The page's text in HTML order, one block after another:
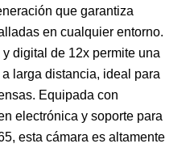
que garantiza
en cualquier entorno.
digital de 12x permite una
larga distancia, ideal para
Equipada con
electrónica y soporte para
esta cámara es altamente